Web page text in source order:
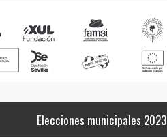
Elecciones municipales 2023